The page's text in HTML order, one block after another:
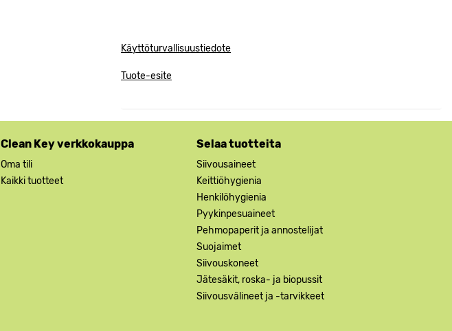
Käyttöturvallisuustiedote
Tuote-esite
Clean Key verkkokauppa
Oma tili
Kaikki tuotteet
Selaa tuotteita
Siivousaineet
Keittiöhygienia
Henkilöhygienia
Pyykinpesuaineet
Pehmopaperit ja annostelijat
Suojaimet
Siivouskoneet
Jätesäkit, roska- ja biopussit
Siivousvälineet ja -tarvikkeet